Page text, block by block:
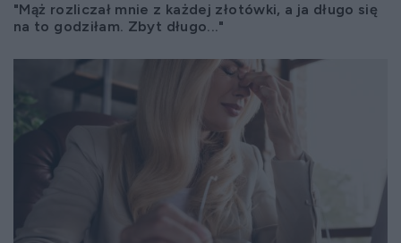
"Mąż rozliczał mnie z każdej złotówki, a ja długo się
na to godziłam. Zbyt długo..."